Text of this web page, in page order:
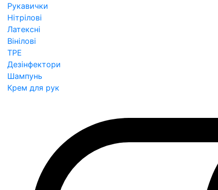
Рукавички
Нітрілові
Латексні
Вінілові
TPE
Дезінфектори
Шампунь
Крем для рук